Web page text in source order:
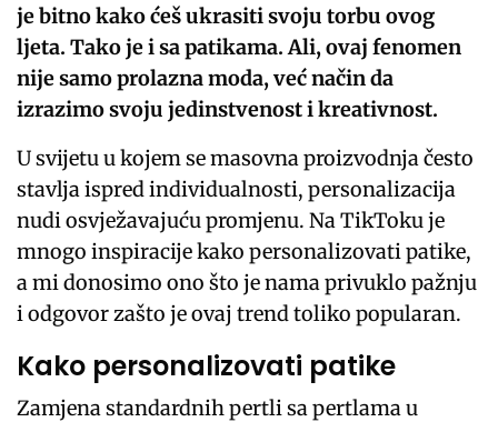
je bitno kako ćeš ukrasiti svoju torbu ovog
ljeta. Tako je i sa patikama. Ali, ovaj fenomen
nije samo prolazna moda, već način da
izrazimo svoju jedinstvenost i kreativnost.
U svijetu u kojem se masovna proizvodnja često
stavlja ispred individualnosti, personalizacija
nudi osvježavajuću promjenu. Na TikToku je
mnogo inspiracije kako personalizovati patike,
a mi donosimo ono što je nama privuklo pažnju
i odgovor zašto je ovaj trend toliko popularan.
Kako personalizovati patike
Zamjena standardnih pertli sa pertlama u